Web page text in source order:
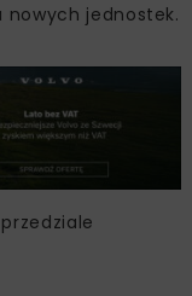
nowych jednostek.